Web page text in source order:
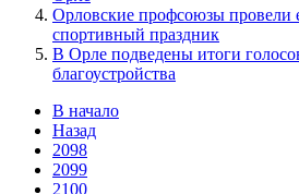
Орловские профсоюзы провели
спортивный праздник
В Орле подведены итоги
благоустройства
В начало
Назад
2098
2099
2100